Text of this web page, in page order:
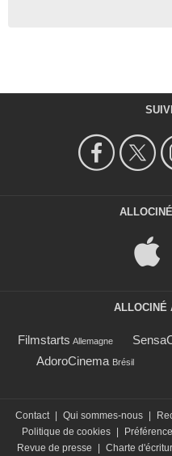
ALLOCINÉ
Filmstarts Allemagne
AdoroCinema Brésil
Contact Qui sommes-nous
Politique de cookies
Revue de presse
Charte